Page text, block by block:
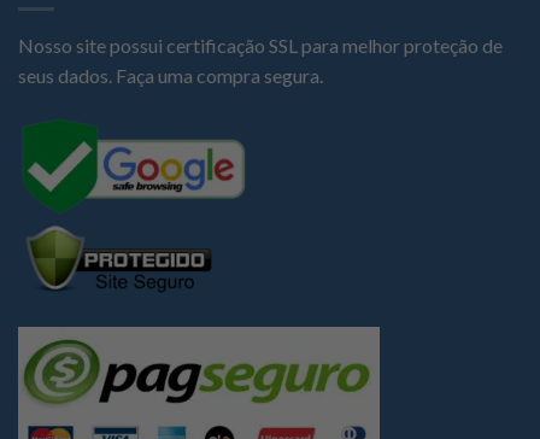
Nosso site possui certificação SSL para melhor proteção de
seus dados. Faça uma compra segura.